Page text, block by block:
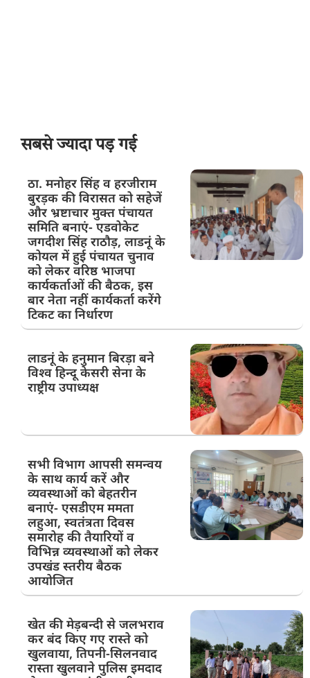
सबसे ज्यादा पड़ गई
ठा. मनोहर सिंह व हरजीराम
बुरड़क की विरासत को सहेजें
और भ्रष्टाचार मुक्त पंचायत
समिति बनाएं- एडवोकेट
जगदीश सिंह राठौड़, लाडनूं के
कोयल में हुई पंचायत चुनाव
को लेकर वरिष्ठ भाजपा
कार्यकर्ताओं की बैठक, इस
बार नेता नहीं कार्यकर्ता करेंगे
टिकट का निर्धारण
लाडनूं के हनुमान बिरड़ा बने
विश्व हिन्दू केसरी सेना के
राष्ट्रीय उपाध्यक्ष
सभी विभाग आपसी समन्वय
के साथ कार्य करें और
व्यवस्थाओं को बेहतरीन
बनाएं- एसडीएम ममता
लहुआ, स्वतंत्रता दिवस
समारोह की तैयारियों व
विभिन्न व्यवस्थाओं को लेकर
उपखंड स्तरीय बैठक
आयोजित
खेत की मेड़बन्दी से जलभराव
कर बंद किए गए रास्ते को
खुलवाया, तिपनी-सिलनवाद
रास्ता खुलवाने पुलिस इमदाद